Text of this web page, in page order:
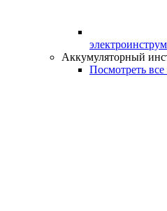
Аккумуляторный
Посмотреть